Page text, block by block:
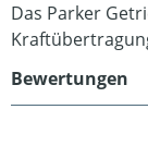
Das Parker
Bewertungen